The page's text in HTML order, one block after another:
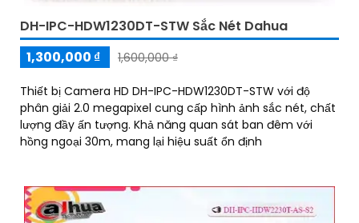
DH-IPC-HDW1230DT-STW Sắc Nét Dahua
1,300,000 ₫
1,600,000 ₫
Thiết bị Camera HD DH-IPC-HDW1230DT-STW với độ
phân giải 2.0 megapixel cung cấp hình ảnh sắc nét, chất
lượng đầy ấn tượng. Khả năng quan sát ban đêm với
hồng ngoại 30m, mang lại hiệu suất ổn định